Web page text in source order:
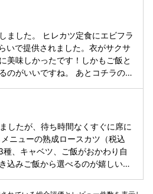
の3種から、 お味噌汁も赤だしの
と豆腐、なめこと三つ葉の3種か
みご飯とわかめと豆腐のお味噌汁
ご飯は少な目で頼みますが、 こ
なためか、 標準の量がそれほど多
げたてのヒレカツも
で揚げる揚げ物とはやはり違い、
ました。 ヒレカツ定食にエビフラ
いで提供されました。衣がサクサ
美味しかったです！しかもご飯と
のがいいですね。 あとコチラのお
わりの声かけをしてくれました。
ポン利用で20%割引でした。
したが、待ち時間なくすぐに席に
、キャベツ、ご飯がおかわり自
込みご飯から選べるのが嬉しいポ
内や気遣いも